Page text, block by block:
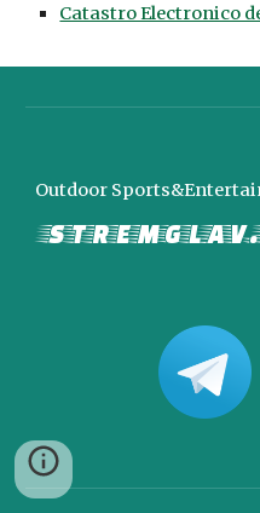
Catastro Electronico
Outdoor